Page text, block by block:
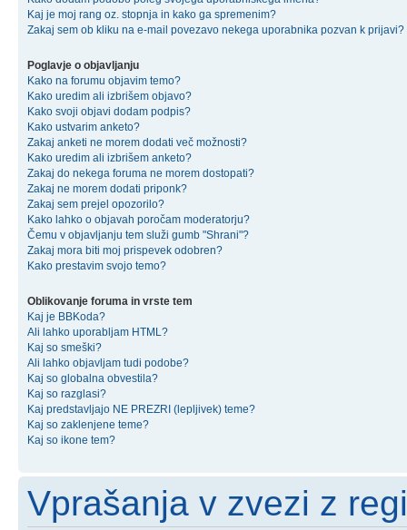
Kaj je moj rang oz. stopnja in kako ga spremenim?
Zakaj sem ob kliku na e-mail povezavo nekega uporabnika pozvan k prijavi?
Poglavje o objavljanju
Kako na forumu objavim temo?
Kako uredim ali izbrišem objavo?
Kako svoji objavi dodam podpis?
Kako ustvarim anketo?
Zakaj anketi ne morem dodati več možnosti?
Kako uredim ali izbrišem anketo?
Zakaj do nekega foruma ne morem dostopati?
Zakaj ne morem dodati priponk?
Zakaj sem prejel opozorilo?
Kako lahko o objavah poročam moderatorju?
Čemu v objavljanju tem služi gumb "Shrani"?
Zakaj mora biti moj prispevek odobren?
Kako prestavim svojo temo?
Oblikovanje foruma in vrste tem
Kaj je BBKoda?
Ali lahko uporabljam HTML?
Kaj so smeški?
Ali lahko objavljam tudi podobe?
Kaj so globalna obvestila?
Kaj so razglasi?
Kaj predstavljajo NE PREZRI (lepljivek) teme?
Kaj so zaklenjene teme?
Kaj so ikone tem?
Vprašanja v zvezi z